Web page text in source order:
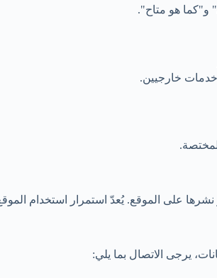
و"كما هو متاح".
خدمات خارجيين.
على الموقع. يُعدّ استمرار استخدام
يرجى الاتصال بما يلي: